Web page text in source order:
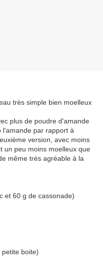
très simple bien moelleux
plus de poudre d'amande
l'amande par rapport à
version, avec moins
un peu moins moelleux que
même très agréable à la
et 60 g de cassonade)
boite)